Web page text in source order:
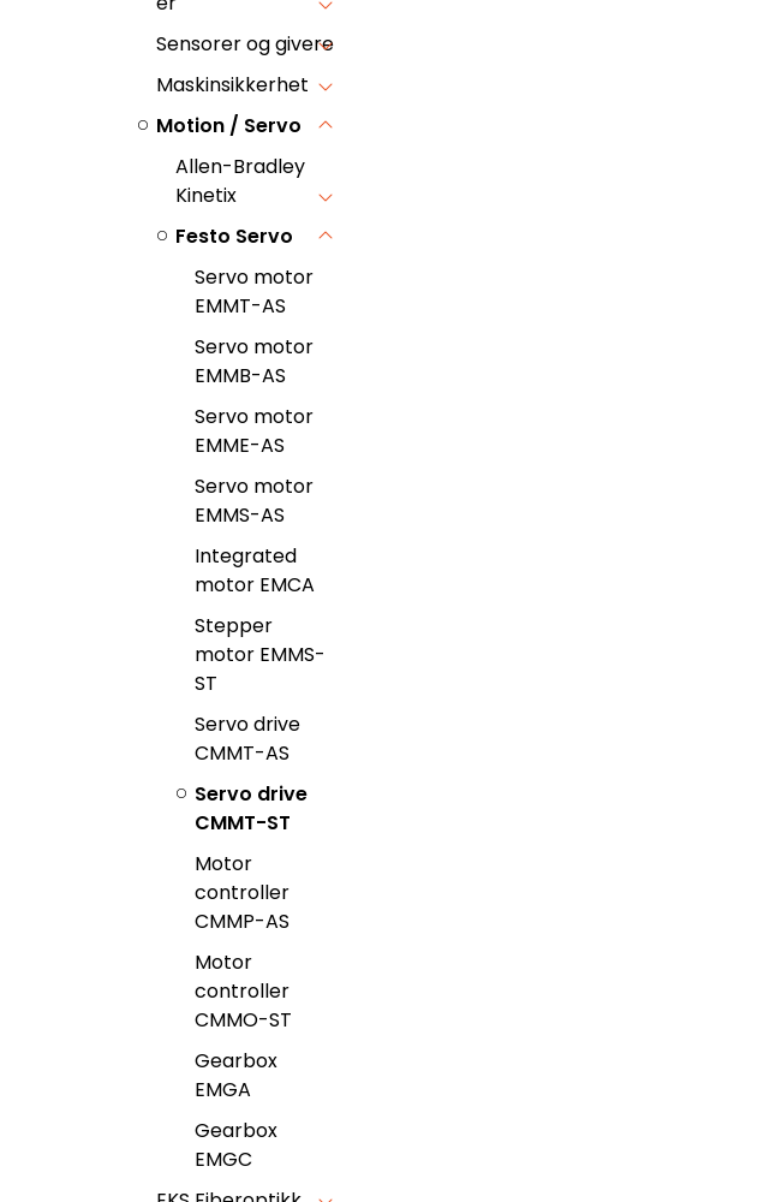
Sensorer og givere
Maskinsikkerhet
Motion / Servo
Allen-Bradley
Kinetix
Festo Servo
Servo motor
EMMT-AS
Servo motor
EMMB-AS
Servo motor
EMME-AS
Servo motor
EMMS-AS
Integrated
motor EMCA
Stepper
motor EMMS-
ST
Servo drive
CMMT-AS
Servo drive
CMMT-ST
Motor
controller
CMMP-AS
Motor
controller
CMMO-ST
Gearbox
EMGA
Gearbox
EMGC